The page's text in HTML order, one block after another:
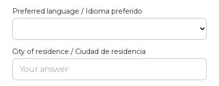
Preferred language / Idioma preferido
City of residence / Ciudad de residencia